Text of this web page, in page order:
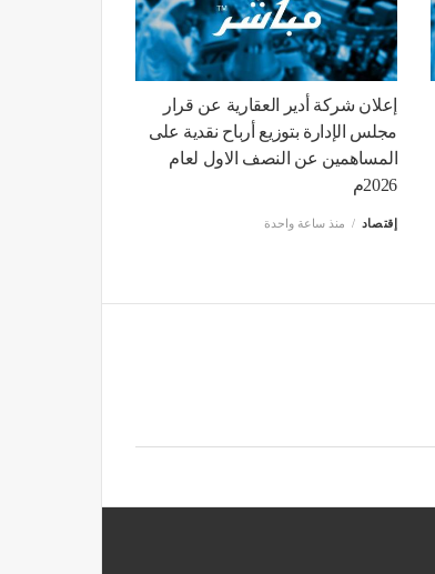
إعلان شركة أدير العقارية عن قرار
مجلس الإدارة بتوزيع أرباح نقدية على
المساهمين عن النصف الاول لعام
2026م
إقتصاد منذ ساعة واحدة